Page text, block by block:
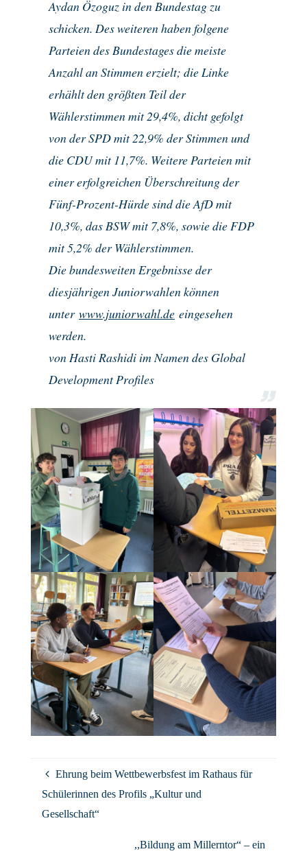
Aydan Özoguz in den Bundestag zu
schicken. Des weiteren haben folgene
Parteien des Bundestages die meiste
Anzahl an Stimmen erzielt; die Linke
erhählt den größten Teil der
Wählerstimmen mit 29,4%, dicht gefolgt
von der SPD mit 22,9% der Stimmen und
die CDU mit 11,7%. Weitere Parteien mit
einer erfolgreichen Überschreitung der
Fünf-Prozent-Hürde sind die AfD mit
10,3%, das BSW mit 7,8%, sowie die FDP
mit 5,2% der Wählerstimmen.
Die bundesweiten Ergebnisse der
diesjährigen Juniorwahlen können
unter www.juniorwahl.de eingesehen
werden.
von Hasti Rashidi im Namen des Global
Development Profiles
Ehrung beim Wettbewerbsfest im Rathaus für
Schülerinnen des Profils „Kultur und
Gesellschaft“
,,Bildung am Millerntor“ – ein